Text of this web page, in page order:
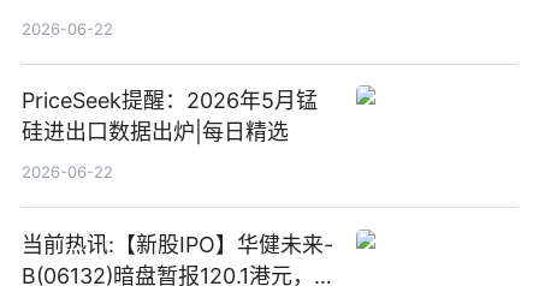
2026-06-22
PriceSeek提醒：2026年5月锰
硅进出口数据出炉|每日精选
2026-06-22
当前热讯:【新股IPO】华健未来-
B(06132)暗盘暂报120.1港元，